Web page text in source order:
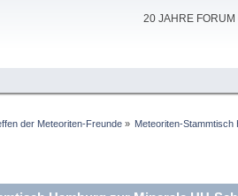
20 JAHRE
der Meteoriten-Freunde» Meteoriten-